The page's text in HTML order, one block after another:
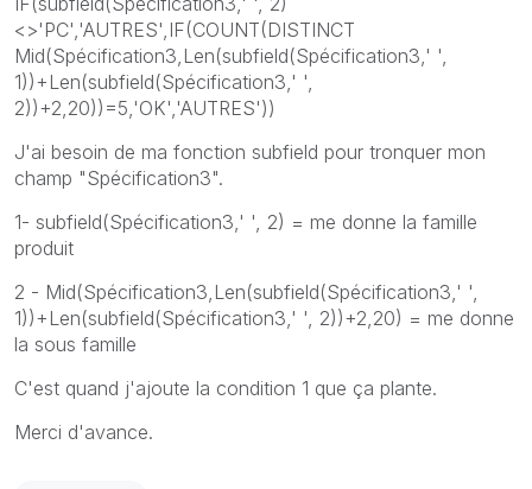
<>'PC','AUTRES',IF(COUNT(DISTINCT
Mid(Spécification3,Len(subfield(Spécification3,' ',
1))+Len(subfield(Spécification3,' ',
2))+2,20))=5,'OK','AUTRES'))
J'ai besoin de ma fonction subfield pour tronquer mon
champ "Spécification3".
1- subfield(Spécification3,' ', 2) = me donne la famille
produit
2 - Mid(Spécification3,Len(subfield(Spécification3,' ',
1))+Len(subfield(Spécification3,' ', 2))+2,20) = me donne
la sous famille
C'est quand j'ajoute la condition 1 que ça plante.
Merci d'avance.